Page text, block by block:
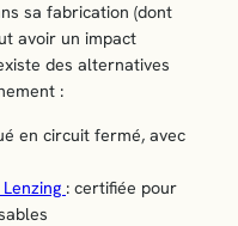
sa fabrication (dont
avoir un impact
des alternatives
:
en circuit fermé, avec
: certifiée pour